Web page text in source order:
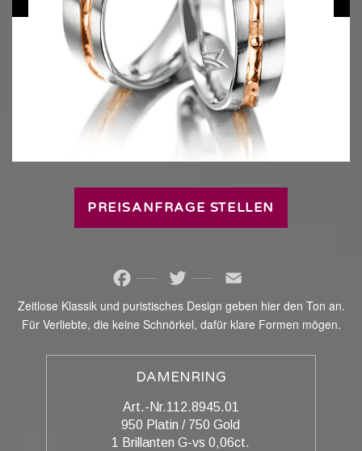
PREISANFRAGE STELLEN
Facebook Twitter
Zeitlose Klassik und puristisches Design geben hier den Ton an.
Für Verliebte, die keine Schnörkel, dafür klare Formen mögen.
DAMENRING
Art.-Nr.112.8945.01
950 Platin / 750 Gold
1 Brillanten G-vs 0,06ct.